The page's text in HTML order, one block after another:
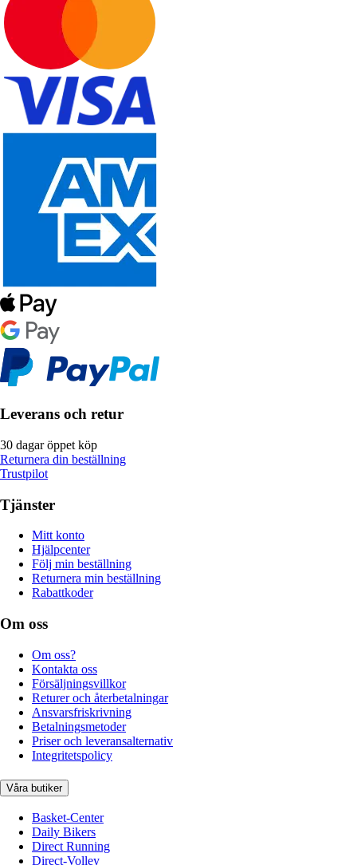
Leverans och retur
30 dagar öppet köp
Returnera din beställning
Trustpilot
Tjänster
Mitt konto
Hjälpcenter
Följ min beställning
Returnera min beställning
Rabattkoder
Om oss
Om oss?
Kontakta oss
Försäljningsvillkor
Returer och återbetalningar
Ansvarsfriskrivning
Betalningsmetoder
Priser och leveransalternativ
Integritetspolicy
Våra butiker
Basket-Center
Daily Bikers
Direct Running
Direct-Volley